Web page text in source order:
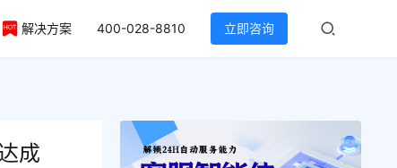
解决方案 400-028-8810 立即咨询
成